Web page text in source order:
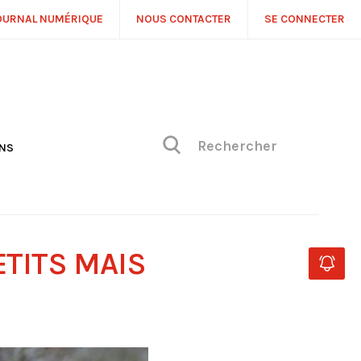
NUMÉRIQUE NOUS CONTACTER SE CONNECTER
MAIS